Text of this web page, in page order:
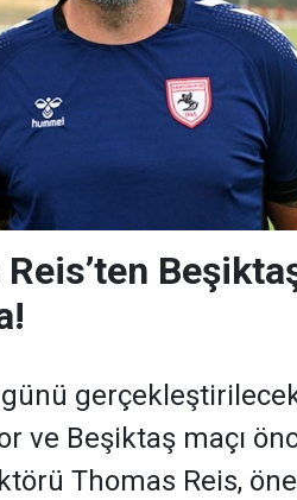
ve Beşiktaş maçı
Thomas Reis,